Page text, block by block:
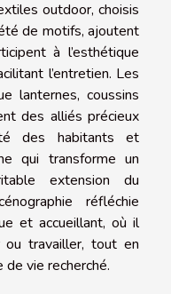
outdoor, choisis
de motifs, ajoutent
à l’esthétique
l’entretien. Les
lanternes, coussins
des alliés précieux
des habitants et
qui transforme un
extension du
réfléchie
et accueillant, où il
travailler, tout en
vie recherché.